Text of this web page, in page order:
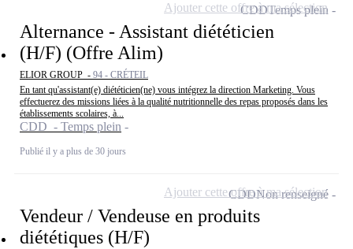
Alternance - Assistant diététicien
(H/F) (Offre Alim)
ELIOR GROUP - 94 - CRÉTEIL
En tant qu'assistant(e) diététicien(ne) vous intégrez la direction Marketing. Vous
effectuerez des missions liées à la qualité nutritionnelle des repas proposés dans les
établissements scolaires, à...
CDD - Temps plein
Publié il y a plus de 30 jours
CDDTemps plein
Ajouter cette offre à ma sélection
Vendeur / Vendeuse en produits
diététiques (H/F)
CDDNon renseigné
Ajouter cette offre à ma sélection